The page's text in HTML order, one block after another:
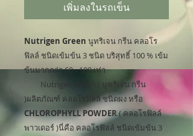
เพิ่มลงในรถเข็น
Nutrigen Green นูทริเจน กรีน คลอโร
ฟิลล์ ชนิดเข้มข้น 3 ชนิด บริสุทธิ์ 100 % เข้ม
ข้นมากกว่า 60 - 100 เท่า
Nutrigen Green ( นูทริเจน กรีน
)ผลิตภัณฑ์ คลอโรฟิลล์ ชนิดผง หรือ
CHLOROPHYLL POWDER( คลอโรฟิลล์
พาวเดอร์ )นี่คือ คลอโรฟิลล์ ชนิดเข้มข้น 3